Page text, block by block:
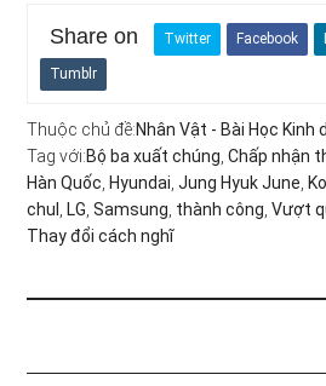
Share on Twitter Facebook
Tumblr
Thuộc chủ đề:Nhân Vật - Bài Học Kinh
Tag với:Bộ ba xuất chúng,Chấp nhận
Hàn Quốc, Hyundai,Jung Hyuk June,
chul , LG,Samsung, thành công,Vượt
Thay đổi cách nghĩ